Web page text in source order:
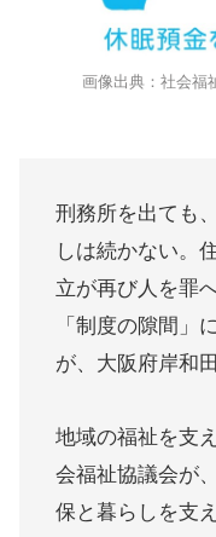
画像出典：社会
刑務所を出ても
しは続かない。
立が再び人を罪
「制度の隙間」
が、大阪府岸和
地域の福祉を支
会福祉協議会が
保と暮らしを支